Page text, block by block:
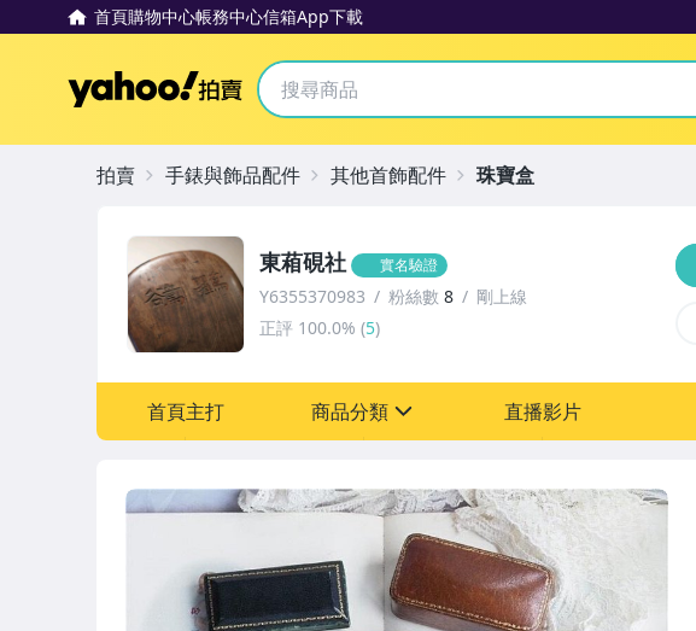
首頁購物中心帳務中心信箱App下載
Yahoo拍賣
東葙硯社 實名驗證
Y6355370983 粉絲數 8
剛上線
正評 100.0% (5)
首頁主打 商品分類
圖書/影音/文具
古董、藝術與礦石
直播影片
拍賣 手錶與飾品配件 其他首飾配件 珠寶盒